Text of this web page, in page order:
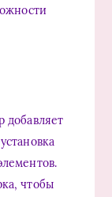
добавляет
чтобы